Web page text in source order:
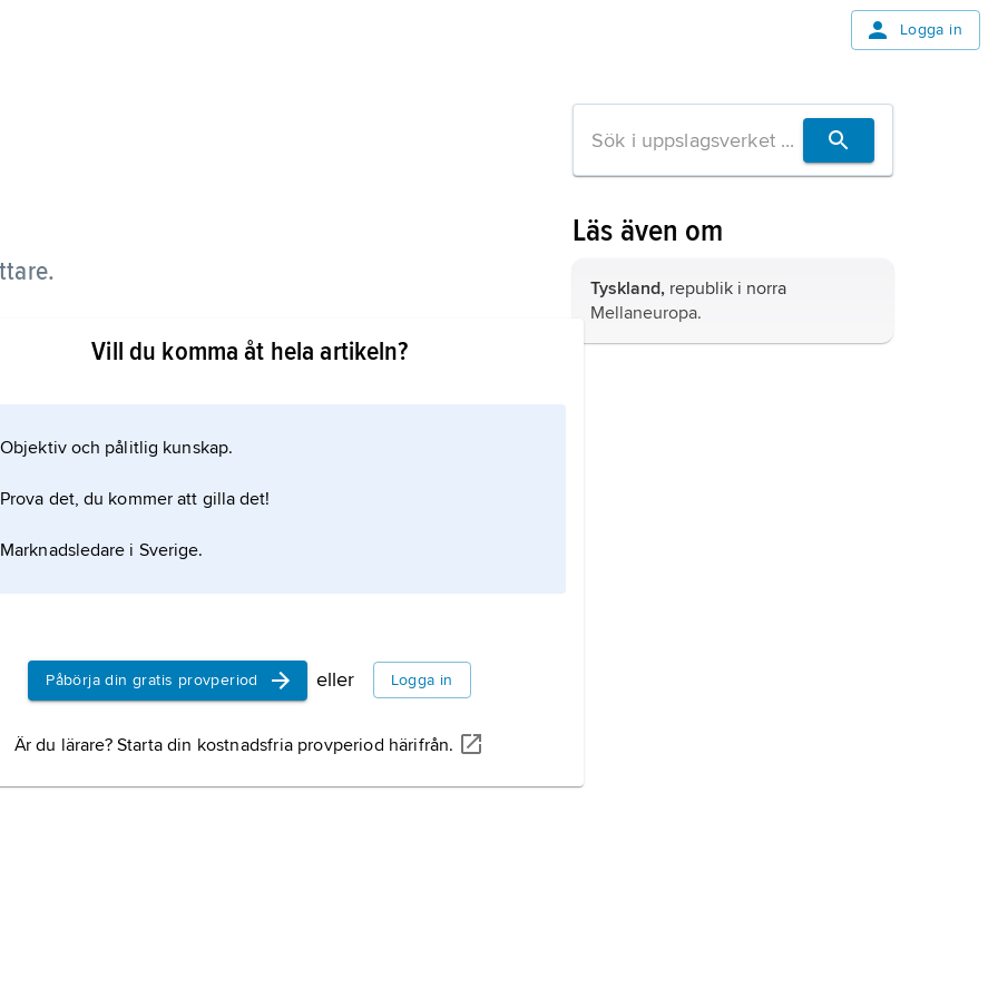
Logga in
och bosatte sig i Schleswig-Holstein.
olustig dubbelbotten. I romanen
ur ett självupplevt
Vill du komma åt hela artikeln?
Objektiv och pålitlig kunskap.
Prova det, du kommer att gilla det!
Marknadsledare i Sverige.
Påbörja din gratis provperiod eller Logga in
Är du lärare? Starta din kostnadsfria provperiod härifrån.
Läs även om
Tyskland, republik i norra
Mellaneuropa.